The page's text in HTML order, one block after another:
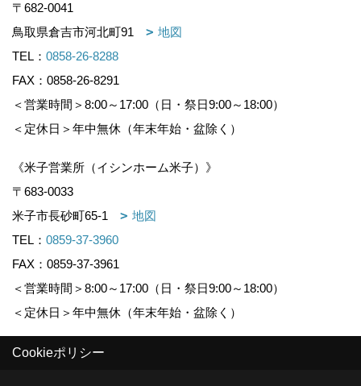
〒682-0041
鳥取県倉吉市河北町91
地図
TEL： 0858-26-8288
FAX：0858-26-8291
＜営業時間＞8:00～17:00（日・祭日9:00～18:00）
＜定休日＞年中無休（年末年始・盆除く）
《米子営業所（イシンホーム米子）》
〒683-0033
米子市長砂町65-1
地図
TEL： 0859-37-3960
FAX：0859-37-3961
＜営業時間＞8:00～17:00（日・祭日9:00～18:00）
＜定休日＞年中無休（年末年始・盆除く）
Cookieポリシー